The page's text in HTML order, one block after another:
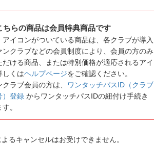
ちらの商品は会員特典商品です
アイコンがついている商品は、各クラブが導入
ンクラブなどの会員制度により、会員の方のみ
だける商品、または特別価格が適応されるアイ
しくはヘルプページをご確認ください。
ラブ会員の方は、
ワンタッチパスID（クラブ
）登録 からワンタッチパスIDの紐付け手続き
。
るキャンセルはお受けできません。